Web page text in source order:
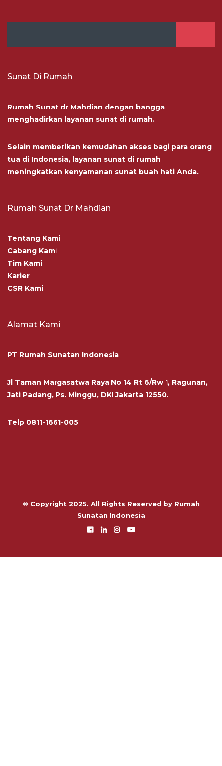
Sunat Di Rumah
Rumah Sunat dr Mahdian dengan bangga
menghadirkan layanan sunat di rumah.
Selain memberikan kemudahan akses bagi para orang
tua di Indonesia, layanan sunat di rumah
meningkatkan kenyamanan sunat buah hati Anda.
Rumah Sunat Dr Mahdian
Tentang Kami
Cabang Kami
Tim Kami
Karier
CSR Kami
Alamat Kami
PT Rumah Sunatan Indonesia
Jl Taman Margasatwa Raya No 14 Rt 6/Rw 1, Ragunan,
Jati Padang, Ps. Minggu, DKI Jakarta 12550.
Telp 0811-1661-005
© Copyright 2025. All Rights Reserved by Rumah
Sunatan Indonesia